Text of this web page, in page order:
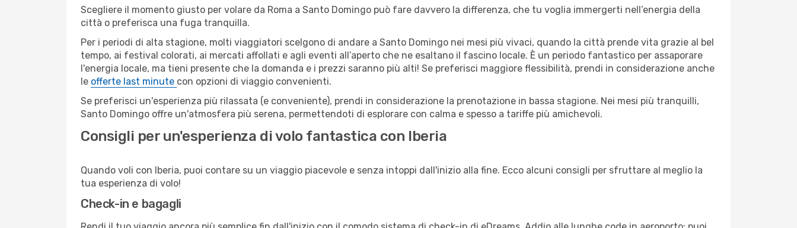
Scegliere il momento giusto per volare da Roma a Santo Domingo può fare davvero la differenza, che tu voglia immergerti nell’energia della
città o preferisca una fuga tranquilla.
Per i periodi di alta stagione, molti viaggiatori scelgono di andare a Santo Domingo nei mesi più vivaci, quando la città prende vita grazie al bel
tempo, ai festival colorati, ai mercati affollati e agli eventi all’aperto che ne esaltano il fascino locale. È un periodo fantastico per assaporare
l'energia locale, ma tieni presente che la domanda e i prezzi saranno più alti! Se preferisci maggiore flessibilità, prendi in considerazione anche
le offerte last minute con opzioni di viaggio convenienti.
Se preferisci un'esperienza più rilassata (e conveniente), prendi in considerazione la prenotazione in bassa stagione. Nei mesi più tranquilli,
Santo Domingo offre un'atmosfera più serena, permettendoti di esplorare con calma e spesso a tariffe più amichevoli.
Consigli per un'esperienza di volo fantastica con Iberia
Quando voli con Iberia, puoi contare su un viaggio piacevole e senza intoppi dall'inizio alla fine. Ecco alcuni consigli per sfruttare al meglio la
tua esperienza di volo!
Check-in e bagagli